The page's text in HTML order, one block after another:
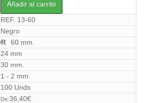
Añadir al carrito
REF. 13-60
Negro
60 mm.
24 mm
30 mm.
1 - 2 mm.
100 Unds
De:36,40€